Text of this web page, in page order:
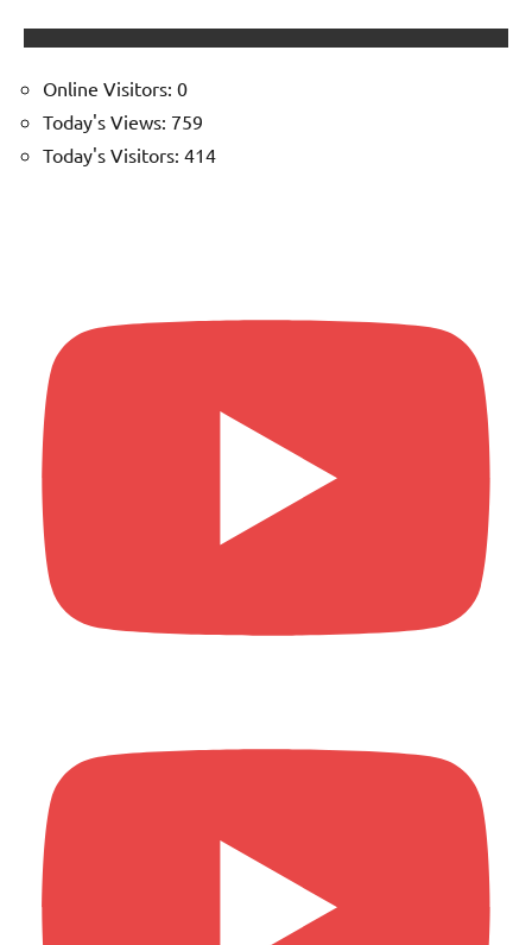
Online Visitors: 0
Today's Views: 759
Today's Visitors: 414